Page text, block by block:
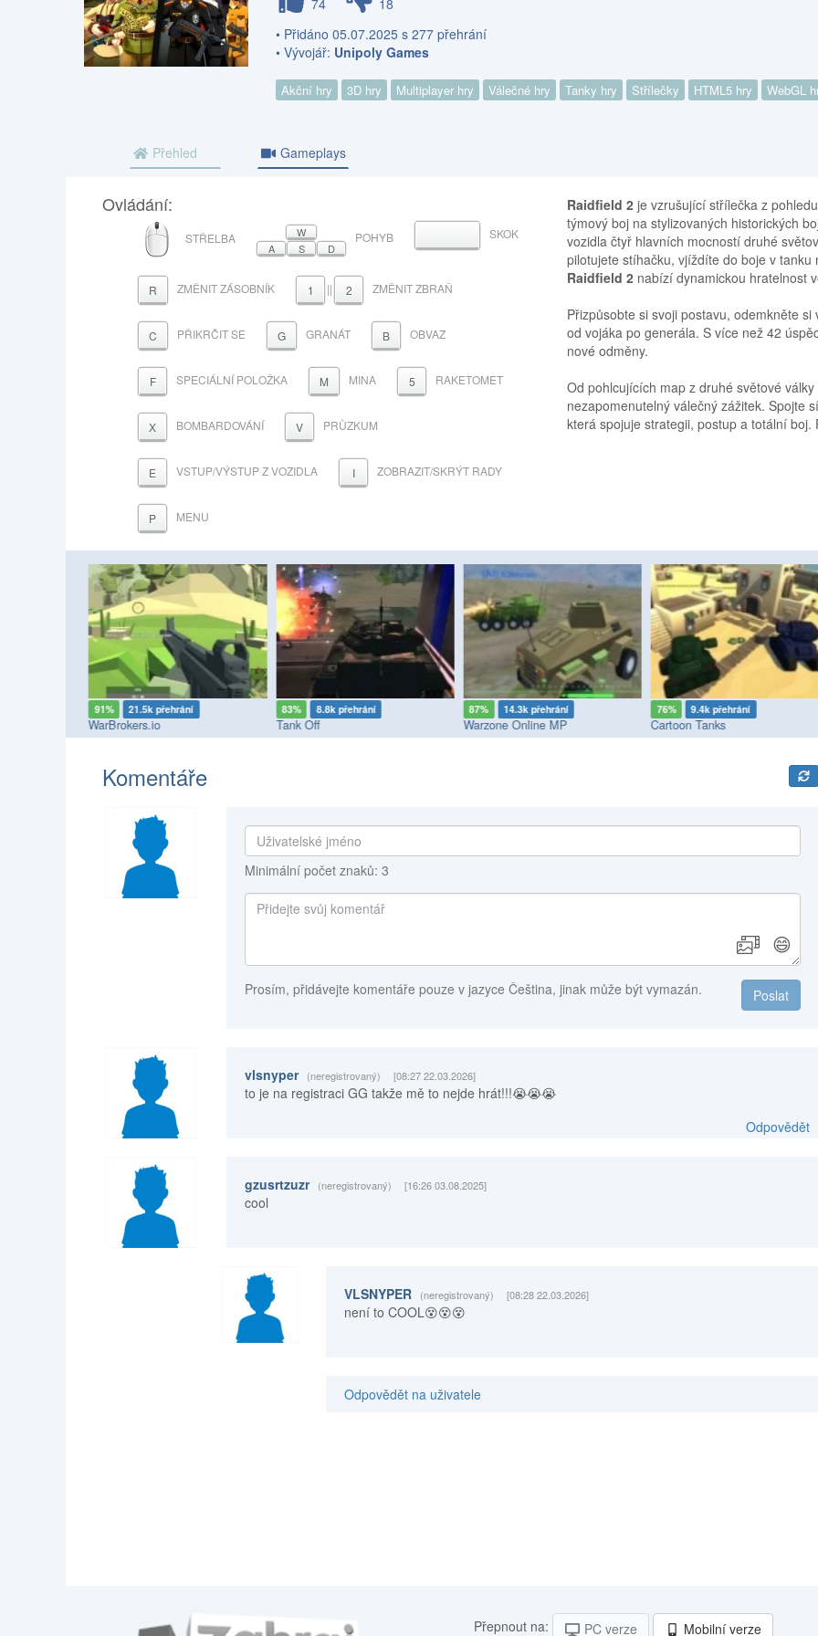
74
18
• Přidáno 05.07.2025 s 277 přehrání
• Vývojář: Unipoly Games
Akční hry 3D hry Multiplayer hry Válečné hry Tanky hry Střílečky HTML5 hry WebGL
Přehled Gameplays
Ovládání:
MYŠ
STŘELBA
W
A
S D
POHYB MEZERNÍKSKOK
R ZMĚNIT ZÁSOBNÍK 1 || 2 ZMĚNIT ZBRAŇ
C PŘIKRČIT SE G GRANÁT B OBVAZ
F SPECIÁLNÍ POLOŽKA M MINA 5 RAKETOMET
X BOMBARDOVÁNÍ V PRŮZKUM
E VSTUP/VÝSTUP Z VOZIDLA I ZOBRAZIT/SKRÝT RADY
P MENU
Raidfield 2 je vzrušující střílečka z
týmový boj na stylizovaných historických
vozidla čtyř hlavních mocností druhé
pilotujete stíhačku, vjíždíte do boje v
Raidfield 2 nabízí dynamickou hratelnost
Přizpůsobte si svoji postavu, odemkněte
od vojáka po generála. S více než 42
nové odměny.
Od pohlcujících map z druhé světové
nezapomenutelný válečný zážitek. Spojte
která spojuje strategii, postup a totální
91% 21.5k přehrání
WarBrokers.io
83% 8.8k přehrání
Tank Off
87% 14.3k přehrání
Warzone Online MP
76% 9.4k přehrání
Cartoon Tanks
Komentáře
Minimální počet znaků: 3
😄
Poslat
Prosím, přidávejte komentáře pouze v jazyce Čeština, jinak může být vymazán.
vlsnyper (neregistrovaný) [08:27 22.03.2026]
to je na registraci GG takže mě to nejde hrát!!!😭😭😭
Odpovědět
gzusrtzuzr (neregistrovaný) [16:26 03.08.2025]
cool
VLSNYPER (neregistrovaný) [08:28 22.03.2026]
není to COOL😵😵😵
Odpovědět na uživatele
Přepnout na: PC verze Mobilní verze